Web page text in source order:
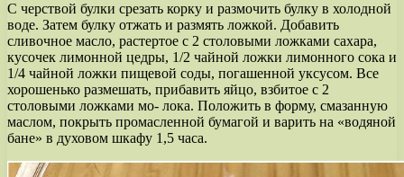
С черствой булки срезать корку и размочить булку в холодной
воде. Затем булку отжать и размять ложкой. Добавить
сливочное масло, растертое с 2 столовыми ложками сахара,
кусочек лимонной цедры, 1/2 чайной ложки лимонного сока и
1/4 чайной ложки пищевой соды, погашенной уксусом. Все
хорошенько размешать, прибавить яйцо, взбитое с 2
столовыми ложками мо- лока. Положить в форму, смазанную
маслом, покрыть промасленной бумагой и варить на «водяной
бане» в духовом шкафу 1,5 часа.